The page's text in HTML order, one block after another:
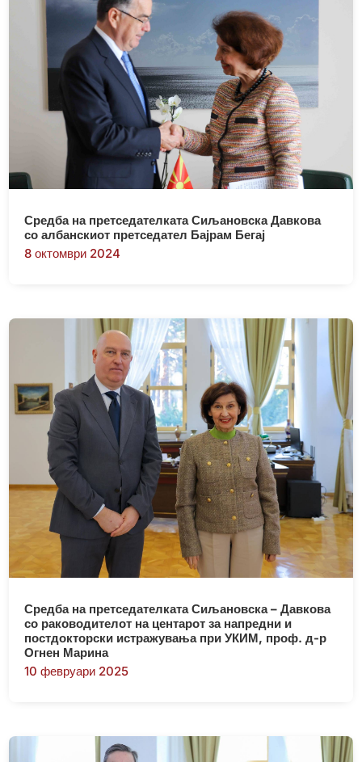
Средба на претседателката Сиљановска Давкова
со албанскиот претседател Бајрам Бегај
8 октомври 2024
Средба на претседателката Сиљановска – Давкова
со раководителот на центарот за напредни и
постдокторски истражувања при УКИМ, проф. д-р
Огнен Марина
10 февруари 2025